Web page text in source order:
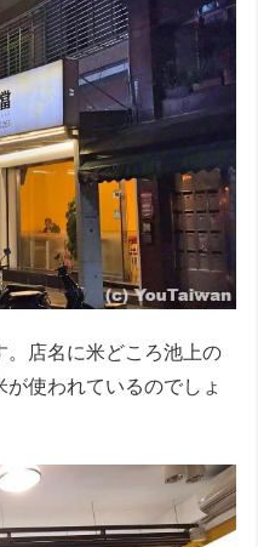
。店名に米どころ池上の
使われているのでしょ